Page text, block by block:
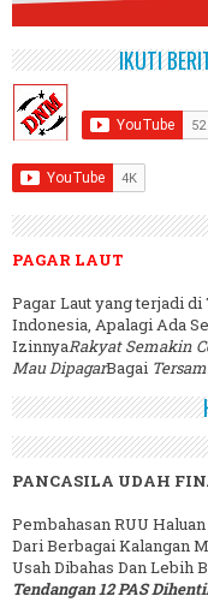
IKUTI
PAGAR LAUT
Pagar Laut yang terjadi
Indonesia, Apalagi Ada
IzinnyaRakyat Semakin
Mau DipagarBagai
PANCASILA UDAH
Pembahasan RUU
Dari Berbagai Kalangan
Usah Dibahas Dan Lebih
Tendangan 12 PAS